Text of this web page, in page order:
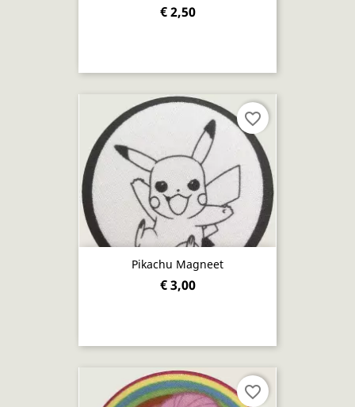
€ 2,50
Pikachu Magneet
€ 3,00
favorite_border
favorite_border